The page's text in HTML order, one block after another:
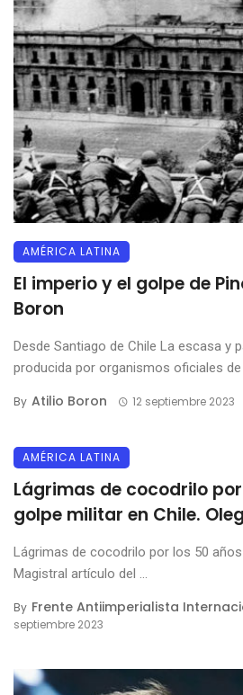
AMÉRICA LATINA
El imperio y el golpe de
Boron
Desde Santiago de Chile La escasa y
producida por organismos oficiales de
By Atilio Boron 12 septiembre 2023
AMÉRICA LATINA
Lágrimas de cocodrilo
golpe militar en Chile.
Lágrimas de cocodrilo por los 50
Magistral artículo del ...
By Frente Antiimperialista
septiembre 2023